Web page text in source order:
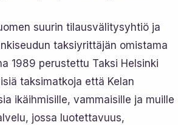
suurin tilausvälitysyhtiö ja
taksiyrittäjän omistama
1989 perustettu Taksi Helsinki
taksimatkoja että Kelan
ikäihmisille, vammaisille ja muille
jossa luotettavuus,